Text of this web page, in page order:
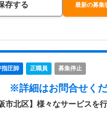
存する 最新の募集
指圧師 正職員 募集停止
※詳細はお問合せく
市北区】様々なサービスを